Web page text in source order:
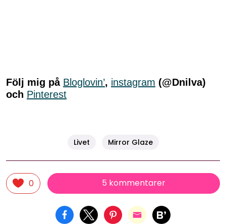
Följ mig på Bloglovin’, instagram (@Dnilva)
och Pinterest
Livet Mirror Glaze
0 5 kommentarer